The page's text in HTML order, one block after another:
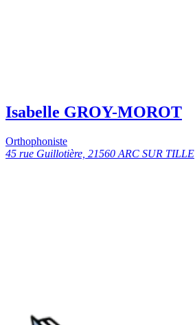
Isabelle GROY-MOROT
Orthophoniste
45 rue Guillotière, 21560 ARC SUR TILLE